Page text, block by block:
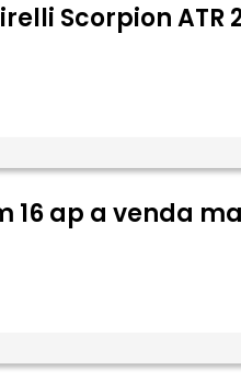
Scorpion ATR
16 ap a venda